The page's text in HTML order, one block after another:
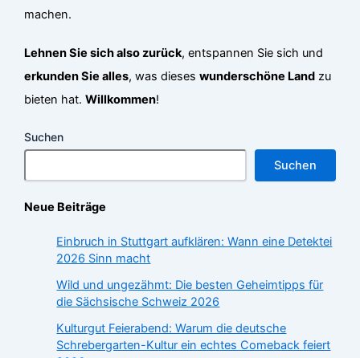
machen.
Lehnen Sie sich also zurück, entspannen Sie sich und
erkunden Sie alles, was dieseswunderschöne Land zu
bieten hat.Willkommen!
Suchen
Suchen
Neue Beiträge
Einbruch in Stuttgart aufklären: Wann eine Detektei
2026 Sinn macht
Wild und ungezähmt: Die besten Geheimtipps für
die Sächsische Schweiz 2026
Kulturgut Feierabend: Warum die deutsche
Schrebergarten-Kultur ein echtes Comeback feiert